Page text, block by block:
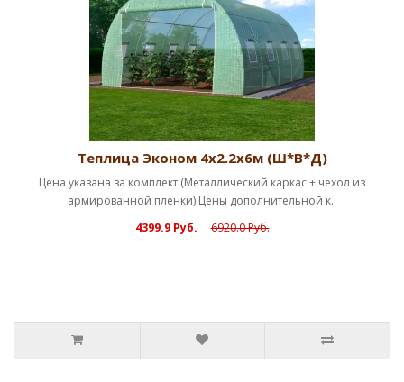
Теплица Эконом 4х2.2х6м (Ш*В*Д)
Цена указана за комплект (Металлический каркас + чехол из
армированной пленки).Цены дополнительной к..
4399.9 Руб.
6920.0 Руб.